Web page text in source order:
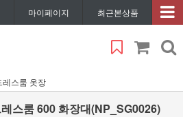
마이페이지 최근본상품
레스룸 옷장
스룸 600 화장대(NP_SG0026)